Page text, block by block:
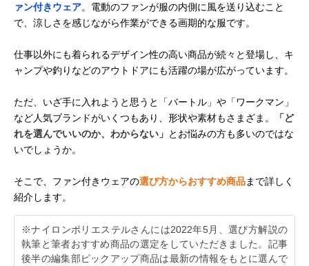
ァン付きウェア。電動のファンが服の内側に風を送り込むこと
で、涼しさを感じながら作業ができる画期的な服です。
仕事以外にも着られるデザイン性の高い商品が続々と登場し、キ
ャンプや釣りなどのアウトドアにも活躍の場が広がっています。
ただ、いざ手に入れようと思うと「バートル」や「ワークマン」
など人気ブランドがいくつもあり、形状や素材もさまざま。
「ど
れを選んでいいのか、わからない」 とお悩みの方も多いのではな
いでしょうか。
そこで、ファン付きウェアの選び方からおすすめ商品まで詳しく
紹介します。
※ナイロンポリエステルさんには2022年5月、選び方解説の
執筆と筆者おすすめ商品の選定をしていただきました。記事
後半の編集部ピックアップ商品は最新の情報をもとに選んで